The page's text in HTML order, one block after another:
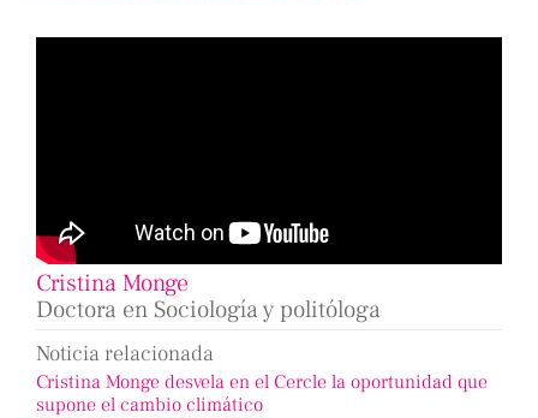
Cristina Monge
Doctora en Sociología y politóloga
Noticia relacionada
Cristina Monge desvela en el Cercle la oportunidad que
supone el cambio climático